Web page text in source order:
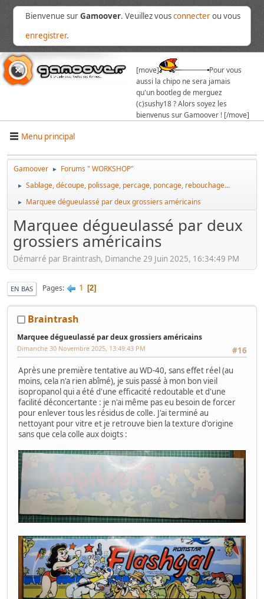
Bienvenue surGamoover. Veuillez vousconnecterou vous
enregistrer.
[move]
Pour vous
aussi la chipo ne sera jamais
qu'un bootleg de merguez
(c)sushy18 ? Alors soyez les
bienvenus sur Gamoover ! [/move]
Menu principal
Gamoover ► Forums " WORKSHOP"
► Sablage, découpe, polissage, percage, poncage, rebouchage...
► Marquee dégueulassé par deux grossiers américains
Marquee dégueulassé par deux
grossiers américains
Démarré par Braintrash, Dimanche 29 Juin 2025, 16:34:49 PM
EN BAS Pages 1 2
Braintrash
Marquee dégueulassé par deux grossiers américains
#16
Dimanche 30 Novembre 2025, 13:49:43 PM
Après une première tentative au WD-40, sans effet réel (au
moins, cela n'a rien abîmé), je suis passé à mon bon vieil
isopropanol qui a été d'une efficacité redoutable et d'une
facilité déconcertante : je n'ai même pas eu besoin de forcer
pour enlever tous les résidus de colle. J'ai terminé au
nettoyant pour vitre et je retrouve bien la texture d'origine
sans que cela colle aux doigts :